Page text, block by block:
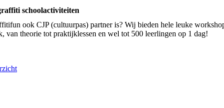
schoolactiviteiten
ook CJP (cultuurpas) partner is? Wij bieden hele leuke
van theorie tot praktijklessen en wel tot 500 leerlingen op 1 dag!